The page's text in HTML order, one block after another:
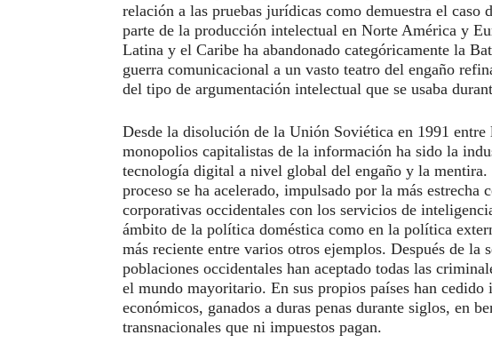
relación a las pruebas jurídicas como demuestra el caso
parte de la producción intelectual en Norte América y
Latina y el Caribe ha abandonado categóricamente la
guerra comunicacional a un vasto teatro del engaño
del tipo de argumentación intelectual que se usaba
Desde la disolución de la Unión Soviética en 1991
monopolios capitalistas de la información ha sido la
tecnología digital a nivel global del engaño y la
proceso se ha acelerado, impulsado por la más estrecha
corporativas occidentales con los servicios de
ámbito de la política doméstica como en la política
más reciente entre varios otros ejemplos. Después de la
poblaciones occidentales han aceptado todas las
el mundo mayoritario. En sus propios países han cedido
económicos, ganados a duras penas durante siglos, en
transnacionales que ni impuestos pagan.